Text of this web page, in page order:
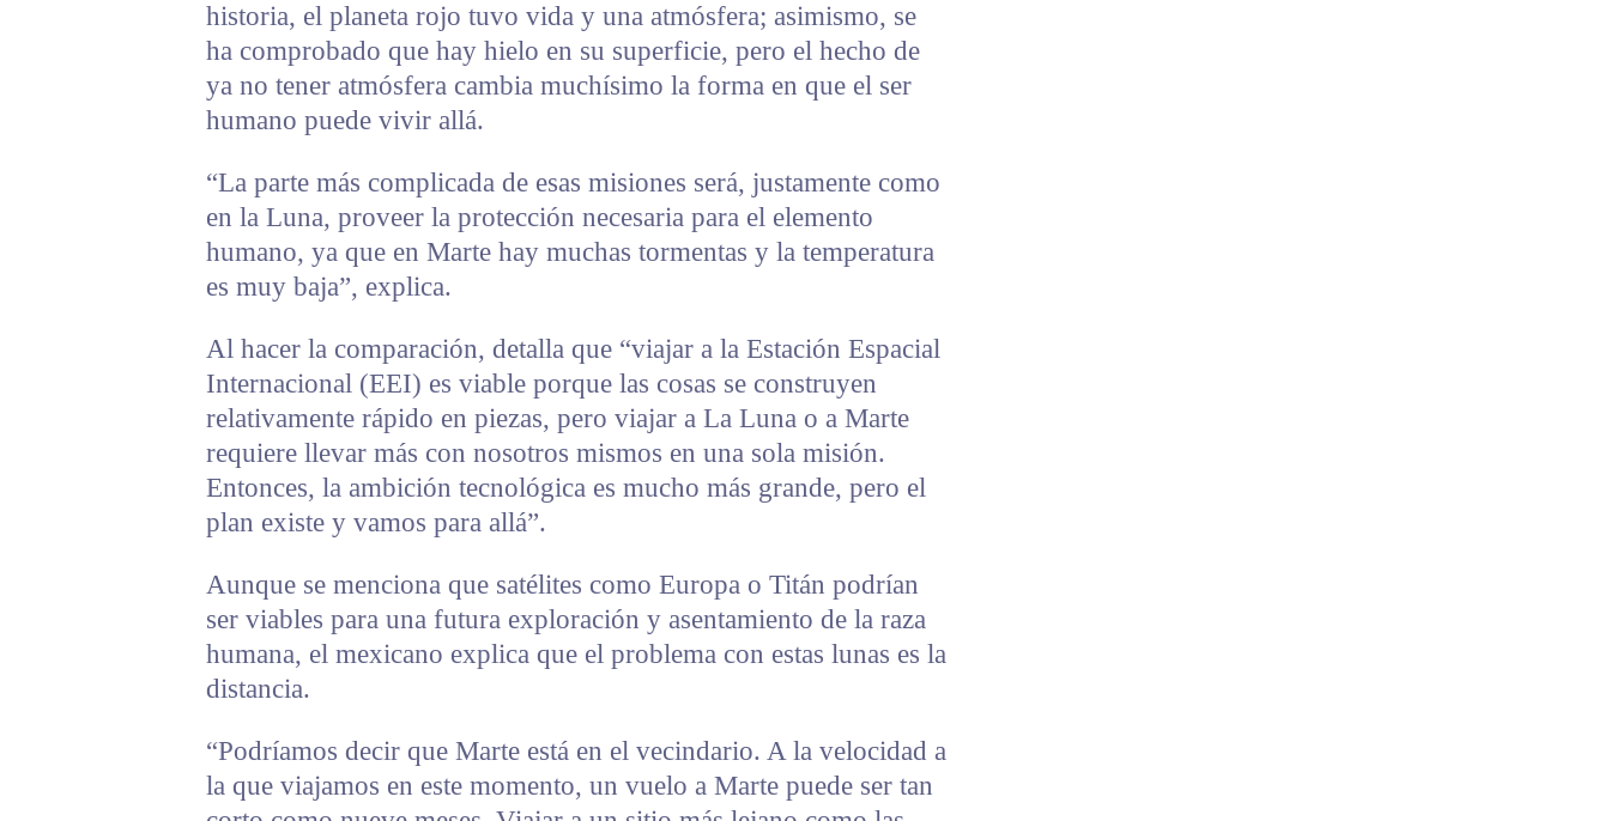
historia, el planeta rojo tuvo vida y una atmósfera; asimismo, se
ha comprobado que hay hielo en su superficie, pero el hecho de
ya no tener atmósfera cambia muchísimo la forma en que el ser
humano puede vivir allá.
“La parte más complicada de esas misiones será, justamente como
en la Luna, proveer la protección necesaria para el elemento
humano, ya que en Marte hay muchas tormentas y la temperatura
es muy baja”, explica.
Al hacer la comparación, detalla que “viajar a la Estación Espacial
Internacional (EEI) es viable porque las cosas se construyen
relativamente rápido en piezas, pero viajar a La Luna o a Marte
requiere llevar más con nosotros mismos en una sola misión.
Entonces, la ambición tecnológica es mucho más grande, pero el
plan existe y vamos para allá”.
Aunque se menciona que satélites como Europa o Titán podrían
ser viables para una futura exploración y asentamiento de la raza
humana, el mexicano explica que el problema con estas lunas es la
distancia.
“Podríamos decir que Marte está en el vecindario. A la velocidad a
la que viajamos en este momento, un vuelo a Marte puede ser tan